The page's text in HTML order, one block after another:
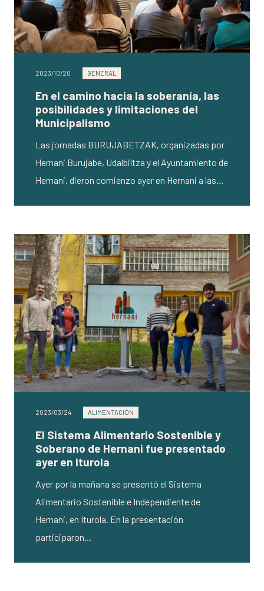
2023/10/20 GENERAL
En el camino hacia la soberanía, las
posibilidades y limitaciones del
Municipalismo
Las jornadas BURUJABETZAK, organizadas por
Hernani Burujabe, Udalbiltza y el Ayuntamiento de
Hernani, dieron comienzo ayer en Hernani a las…
2023/03/24 ALIMENTACIÓN
El Sistema Alimentario Sostenible y
Soberano de Hernani fue presentado
ayer en Iturola
Ayer por la mañana se presentó el Sistema
Alimentario Sostenible e Independiente de
Hernani, en Iturola. En la presentación
participaron…